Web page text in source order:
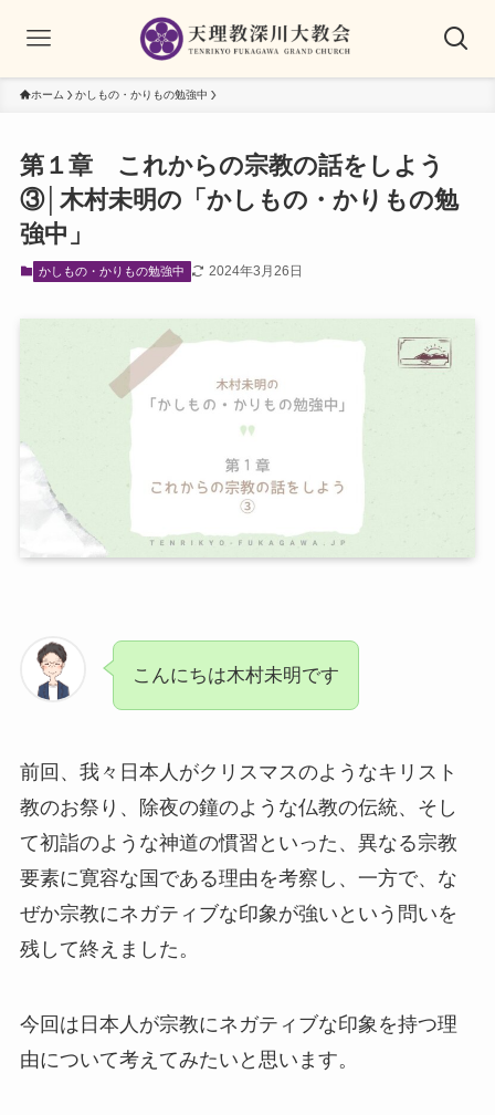
ホーム かしもの・かりもの勉強中
第１章 これからの宗教の話をしよう
③│木村未明の「かしもの・かりもの勉
強中」
かしもの・かりもの勉強中 2024年3月26日
こんにちは木村未明です
前回、我々日本人がクリスマスのようなキリスト
教のお祭り、除夜の鐘のような仏教の伝統、そし
て初詣のような神道の慣習といった、異なる宗教
要素に寛容な国である理由を考察し、一方で、な
ぜか宗教にネガティブな印象が強いという問いを
残して終えました。
今回は日本人が宗教にネガティブな印象を持つ理
由について考えてみたいと思います。